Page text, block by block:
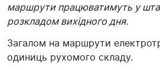
маршрути працюватимуть у
розкладом вихідного дня.
Загалом на маршрути
одиниць рухомого складу.